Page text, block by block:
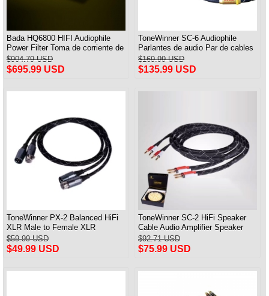
Bada HQ6800 HIFI Audiophile
Power Filter Toma de corriente de
planta y Cable de alimentación
Audiophile Enchufe de EE. UU.
$904.79 USD
$695.99 USD
ToneWinner SC-6 Audiophile
Parlantes de audio Par de cables
$169.99 USD
$135.99 USD
ToneWinner PX-2 Balanced HiFi
XLR Male to Female XLR
Professional Audio Cable
$59.99 USD
$49.99 USD
ToneWinner SC-2 HiFi Speaker
Cable Audio Amplifier Speaker
Connection Cable A Pair
$92.71 USD
$75.99 USD